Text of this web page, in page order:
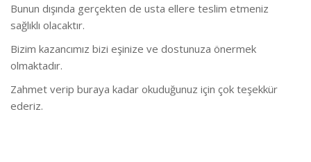
Bunun dışında gerçekten de usta ellere teslim etmeniz
sağlıklı olacaktır.
Bizim kazancımız bizi eşinize ve dostunuza önermek
olmaktadır.
Zahmet verip buraya kadar okuduğunuz için çok teşekkür
ederiz.